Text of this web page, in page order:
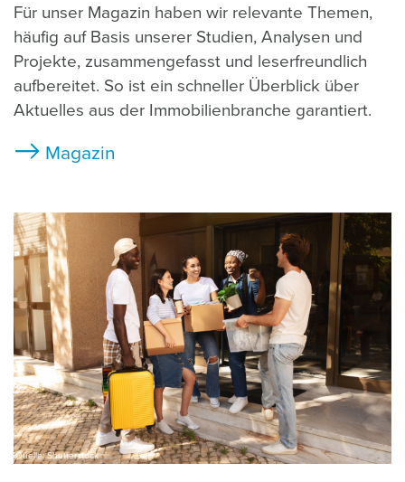
Für unser Magazin haben wir relevante Themen,
häufig auf Basis unserer Studien, Analysen und
Projekte, zusammengefasst und leserfreundlich
aufbereitet. So ist ein schneller Überblick über
Aktuelles aus der Immobilienbranche garantiert.
Magazin
Quelle: Shutterstock